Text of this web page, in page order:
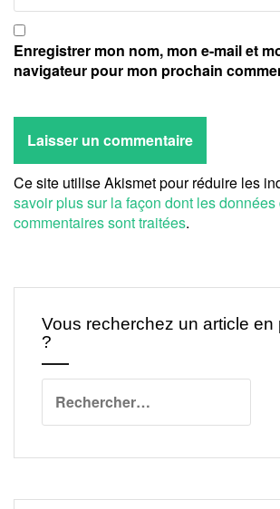
Enregistrer mon nom, mon e-mail et
navigateur pour mon prochain
Ce site utilise Akismet pour réduire les
savoir plus sur la façon dont les données
commentaires sont traitées.
Vous recherchez un article en
?